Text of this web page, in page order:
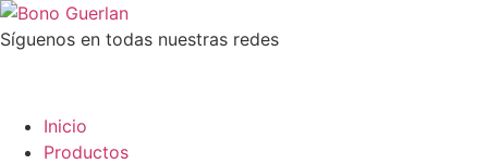
Síguenos en todas nuestras redes
Inicio
Productos